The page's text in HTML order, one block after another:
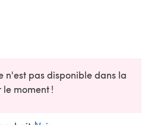
n'est pas disponible dans la
le moment !